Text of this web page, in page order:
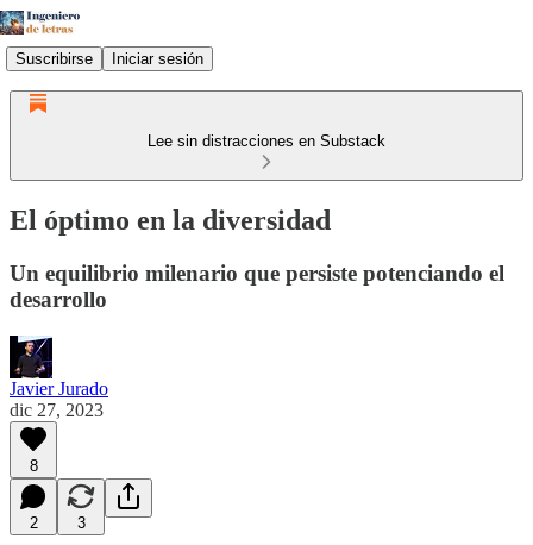
Suscribirse Iniciar sesión
Lee sin distracciones en Substack
El óptimo en la diversidad
Un equilibrio milenario que persiste potenciando el
desarrollo
Javier Jurado
dic 27, 2023
8
2 3